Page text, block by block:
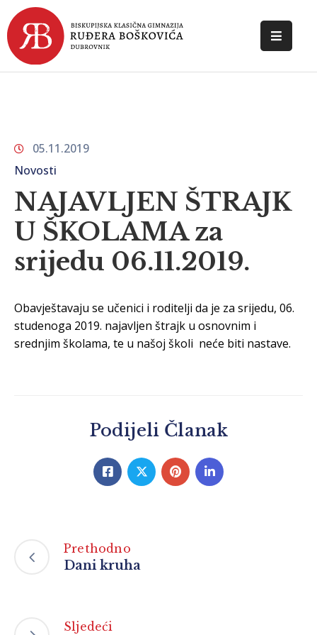
POČETNA
DOKUMENTI
KONTAKT
05.11.2019
Novosti
NAJAVLJEN ŠTRAJK
U ŠKOLAMA za
srijedu 06.11.2019.
Obavještavaju se učenici i roditelji da je za srijedu, 06.
studenoga 2019. najavljen štrajk u osnovnim i
srednjim školama, te u našoj školi neće biti nastave.
Podijeli Članak
Prethodno
Dani kruha
Sljedeći